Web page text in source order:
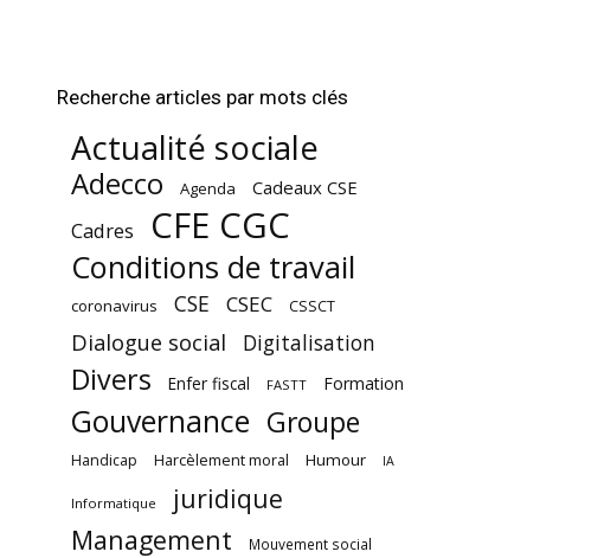
Recherche articles par mots clés
Actualité sociale
Adecco Agenda Cadeaux CSE
Cadres CFE CGC
Conditions de travail
coronavirus CSE CSEC CSSCT
Dialogue social Digitalisation
Divers Enfer fiscal FASTT Formation
Gouvernance Groupe
Handicap Harcèlement moral Humour IA
Informatique
juridique
Management
Mouvement social